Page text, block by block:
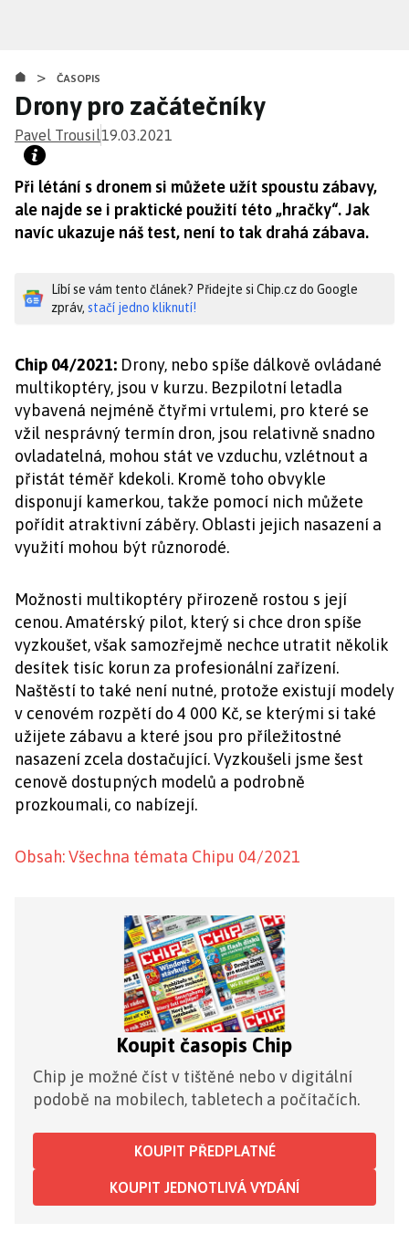
obsahu
> ČASOPIS
Drony pro začátečníky
Pavel Trousil19.03.2021
Při létání s dronem si můžete užít spoustu zábavy,
ale najde se i praktické použití této „hračky“. Jak
navíc ukazuje náš test, není to tak drahá zábava.
Líbí se vám tento článek? Přidejte si Chip.cz do Google
zpráv, stačí jedno kliknutí!
Chip 04/2021: Drony, nebo spíše dálkově ovládané
multikoptéry, jsou v kurzu. Bezpilotní letadla
vybavená nejméně čtyřmi vrtulemi, pro které se
vžil nesprávný termín dron, jsou relativně snadno
ovladatelná, mohou stát ve vzduchu, vzlétnout a
přistát téměř kdekoli. Kromě toho obvykle
disponují kamerkou, takže pomocí nich můžete
pořídit atraktivní záběry. Oblasti jejich nasazení a
využití mohou být různorodé.
Možnosti multikoptéry přirozeně rostou s její
cenou. Amatérský pilot, který si chce dron spíše
vyzkoušet, však samozřejmě nechce utratit několik
desítek tisíc korun za profesionální zařízení.
Naštěstí to také není nutné, protože existují modely
v cenovém rozpětí do 4 000 Kč, se kterými si také
užijete zábavu a které jsou pro příležitostné
nasazení zcela dostačující. Vyzkoušeli jsme šest
cenově dostupných modelů a podrobně
prozkoumali, co nabízejí.
Obsah: Všechna témata Chipu 04/2021
Koupit časopis Chip
Chip je možné číst v tištěné nebo v digitální
podobě na mobilech, tabletech a počítačích.
KOUPIT PŘEDPLATNÉ
KOUPIT JEDNOTLIVÁ VYDÁNÍ